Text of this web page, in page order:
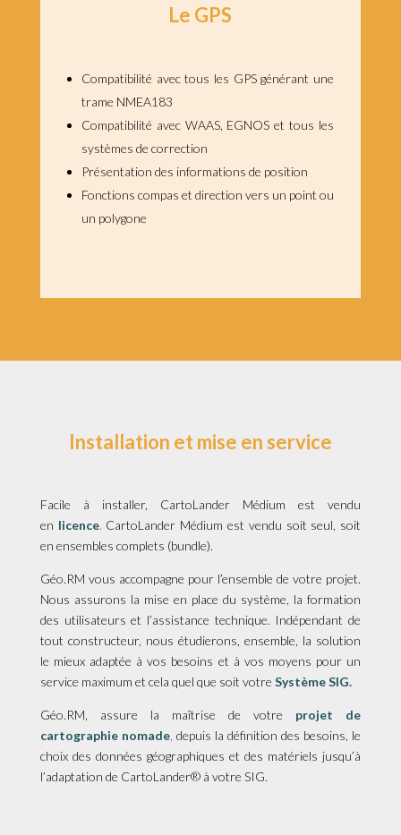
Le GPS
Compatibilité avec tous les GPS générant une
trame NMEA183
Compatibilité avec WAAS, EGNOS et tous les
systèmes de correction
Présentation des informations de position
Fonctions compas et direction vers un point ou
un polygone
Installation et mise en service
Facile à installer, CartoLander Médium est vendu
en licence. CartoLander Médium est vendu soit seul, soit
en ensembles complets (bundle).
Géo.RM vous accompagne pour l’ensemble de votre projet.
Nous assurons la mise en place du système, la formation
des utilisateurs et l’assistance technique. Indépendant de
tout constructeur, nous étudierons, ensemble, la solution
le mieux adaptée à vos besoins et à vos moyens pour un
service maximum et cela quel que soit votre Système SIG.
Géo.RM, assure la maîtrise de votre
projet de
cartographie nomade, depuis la définition des besoins, le
choix des données géographiques et des matériels jusqu’à
l’adaptation de CartoLander® à votre SIG.